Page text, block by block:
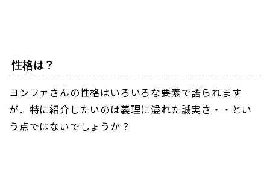
性格は？
ヨンファさんの性格はいろいろな要素で語られます
が、特に紹介したいのは義理に溢れた誠実さ・・とい
う点ではないでしょうか？